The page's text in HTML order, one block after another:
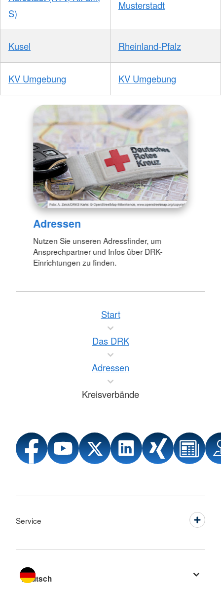
S)
Musterstadt
Kusel Rheinland-Pfalz
KV Umgebung KV Umgebung
Adressen
Nutzen Sie unseren Adressfinder, um
Ansprechpartner und Infos über DRK-
Einrichtungen zu finden.
Start
Das DRK
Adressen
Kreisverbände
Service
Sprache wechseln zu